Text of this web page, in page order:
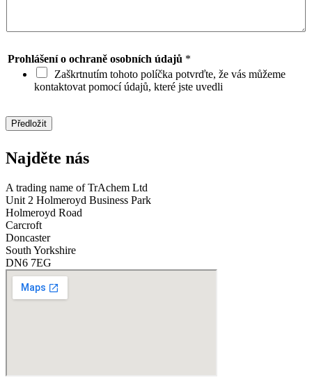
i
c
O
i
S
o
r
e
?
*
Prohlášení o ochraně osobních údajů *
Zaškrtnutím tohoto políčka potvrďte, že vás můžeme
kontaktovat pomocí údajů, které jste uvedli
Předložit
Najděte nás
A trading name of TrAchem Ltd
Unit 2 Holmeroyd Business Park
Holmeroyd Road
Carcroft
Doncaster
South Yorkshire
DN6 7EG